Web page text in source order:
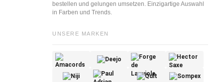
bestellen und gelungen umsetzen. Einzigartige Auswahl
in Farben und Trends.
UNSERE MARKEN